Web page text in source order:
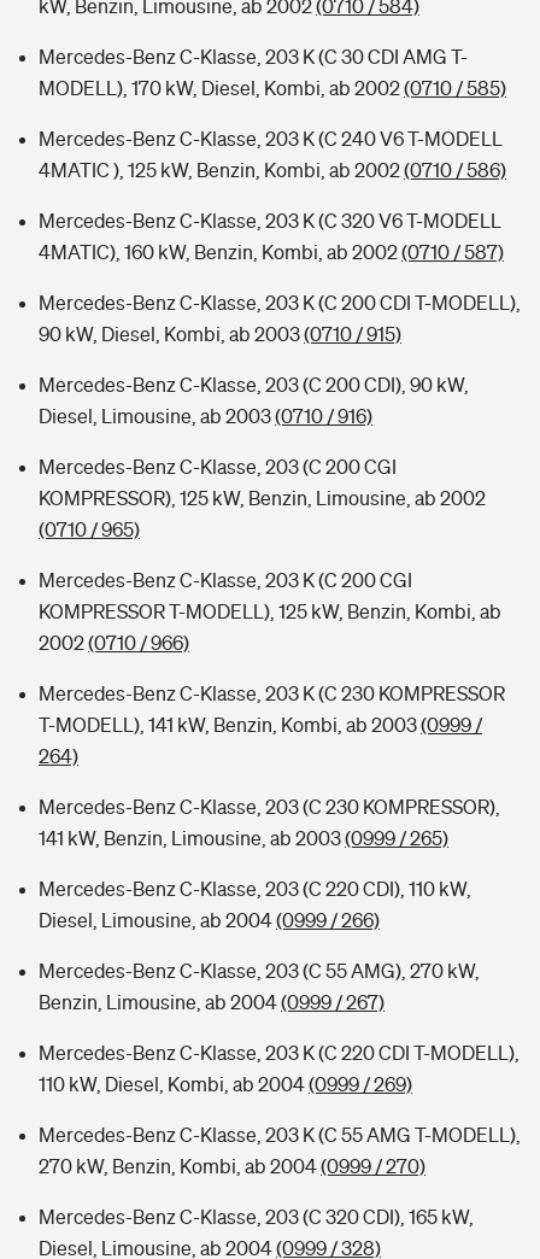
kW, Benzin, Limousine, ab 2002(0710 / 584)
Mercedes-Benz C-Klasse, 203 K (C 30 CDI AMG T-
MODELL), 170 kW, Diesel, Kombi, ab 2002(0710 / 585)
Mercedes-Benz C-Klasse, 203 K (C 240 V6 T-MODELL
4MATIC ), 125 kW, Benzin, Kombi, ab 2002(0710 / 586)
Mercedes-Benz C-Klasse, 203 K (C 320 V6 T-MODELL
4MATIC), 160 kW, Benzin, Kombi, ab 2002(0710 / 587)
Mercedes-Benz C-Klasse, 203 K (C 200 CDI T-MODELL),
90 kW, Diesel, Kombi, ab 2003(0710 / 915)
Mercedes-Benz C-Klasse, 203 (C 200 CDI), 90 kW,
Diesel, Limousine, ab 2003(0710 / 916)
Mercedes-Benz C-Klasse, 203 (C 200 CGI
KOMPRESSOR), 125 kW, Benzin, Limousine, ab 2002
(0710 / 965)
Mercedes-Benz C-Klasse, 203 K (C 200 CGI
KOMPRESSOR T-MODELL), 125 kW, Benzin, Kombi, ab
2002(0710 / 966)
Mercedes-Benz C-Klasse, 203 K (C 230 KOMPRESSOR
T-MODELL), 141 kW, Benzin, Kombi, ab 2003(0999 /
264)
Mercedes-Benz C-Klasse, 203 (C 230 KOMPRESSOR),
141 kW, Benzin, Limousine, ab 2003(0999 / 265)
Mercedes-Benz C-Klasse, 203 (C 220 CDI), 110 kW,
Diesel, Limousine, ab 2004(0999 / 266)
Mercedes-Benz C-Klasse, 203 (C 55 AMG), 270 kW,
Benzin, Limousine, ab 2004(0999 / 267)
Mercedes-Benz C-Klasse, 203 K (C 220 CDI T-MODELL),
110 kW, Diesel, Kombi, ab 2004(0999 / 269)
Mercedes-Benz C-Klasse, 203 K (C 55 AMG T-MODELL),
270 kW, Benzin, Kombi, ab 2004(0999 / 270)
Mercedes-Benz C-Klasse, 203 (C 320 CDI), 165 kW,
Diesel, Limousine, ab 2004(0999 / 328)